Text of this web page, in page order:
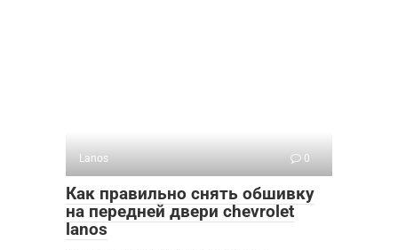
Lanos 0
Как правильно снять обшивку
на передней двери chevrolet
lanos